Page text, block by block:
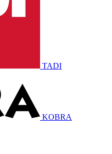
TADI
KOBRA